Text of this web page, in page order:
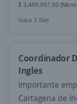
$ 3.499.997,00
Hace 3 días
Coordinador
Ingles
Importante
Cartagena de